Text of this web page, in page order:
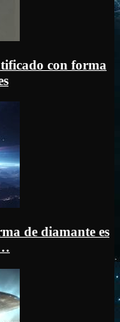
con forma
de diamante es